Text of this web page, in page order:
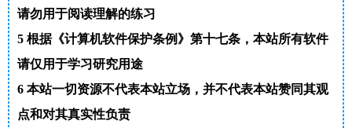
请勿用于阅读理解的练习
5根据《计算机软件保护条例》第十七条，本站所有软件
请仅用于学习研究用途
6本站一切资源不代表本站立场，并不代表本站赞同其观
点和对其真实性负责